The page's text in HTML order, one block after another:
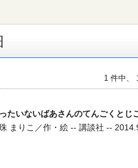
1 件中、
たいないばあさんのてんごくとじ
まりこ／作・絵 -- 講談社 --